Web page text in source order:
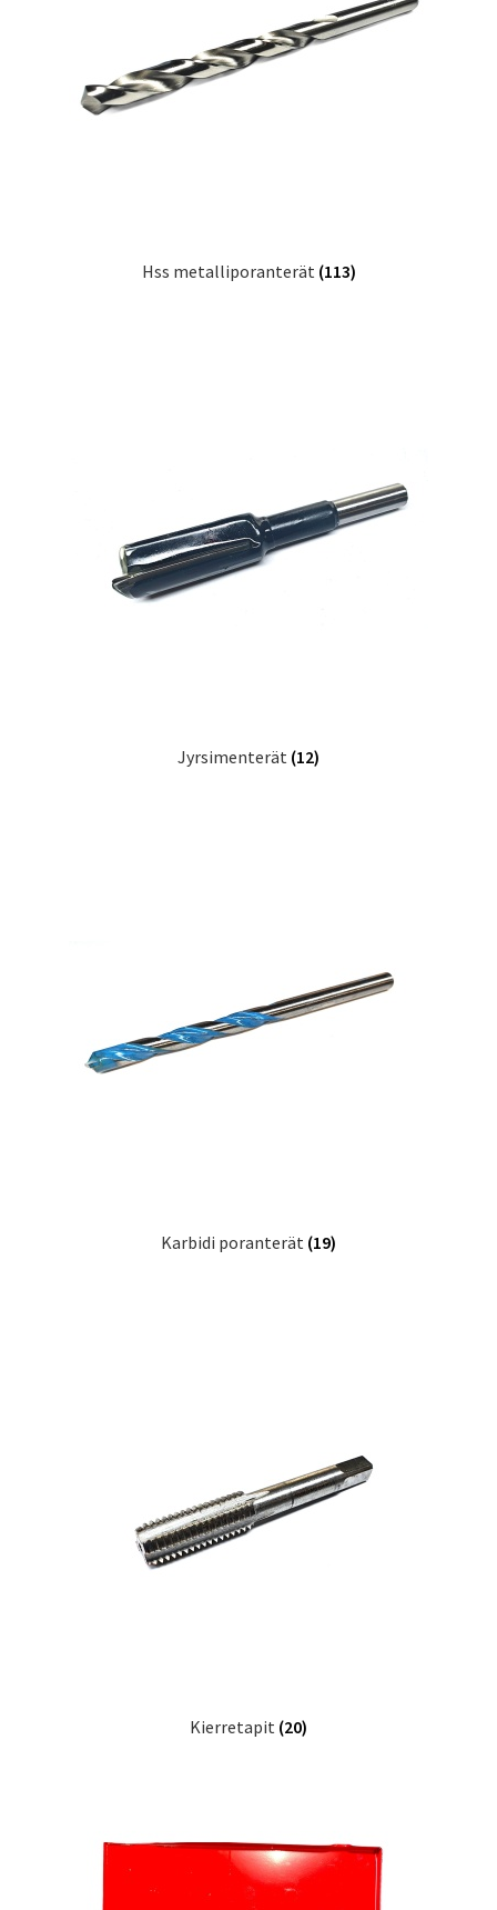
Hss metalliporanterät (113)
Jyrsimenterät (12)
Karbidi poranterät (19)
Kierretapit (20)